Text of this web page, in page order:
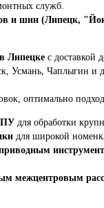
служб.
и шин (Липецк,
Липецке с доставкой
Усмань, Чаплыгин
оптимально
для обработки
для широкой
межцентровым